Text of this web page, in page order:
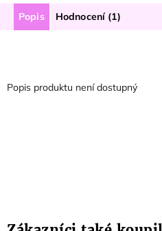
Popis Hodnocení (1)
Popis produktu není dostupný